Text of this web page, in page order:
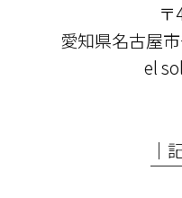
〒
愛知県名古屋
el
│